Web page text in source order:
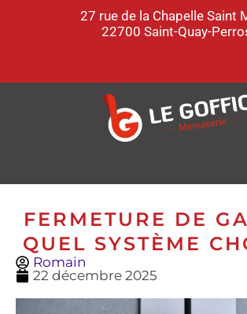
27 rue de la Chapelle Saint
22700 Saint-Quay-
FERMETURE DE
QUEL SYSTÈME
Romain
22 décembre 2025